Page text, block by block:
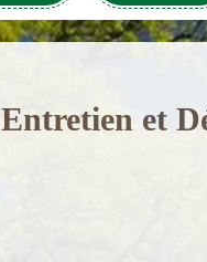
Entretien et